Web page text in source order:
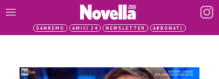
SANREMO AMICI 24 NEWSLETTER ABBONATI